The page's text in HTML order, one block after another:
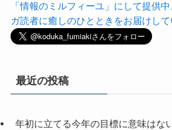
「情報のミルフィーユ」にして提供
ガ読者に癒しのひとときをお届けして
最近の投稿
年初に立てる今年の目標に意味はな